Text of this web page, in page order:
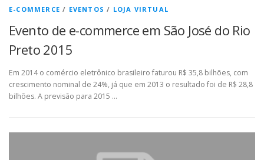
E-COMMERCE / EVENTOS / LOJA VIRTUAL
Evento de e-commerce em São José do Rio
Preto 2015
Em 2014 o comércio eletrônico brasileiro faturou R$ 35,8 bilhões, com
crescimento nominal de 24%, já que em 2013 o resultado foi de R$ 28,8
bilhões. A previsão para 2015 …